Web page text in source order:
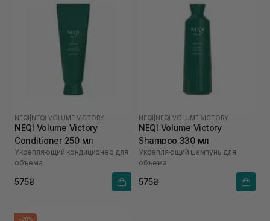
NEQI NEQI VOLUME VICTORY
NEQI Volume Victory
Conditioner 250 мл
Укрепляющий кондиционер для
объема
575₴
NEQI NEQI VOLUME VICTORY
NEQI Volume Victory
Shampoo 330 мл
Укрепляющий шампунь для
объема
575₴
-20%